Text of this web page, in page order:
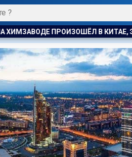
БОЛЕЕ 1200 ЧЕЛОВЕК